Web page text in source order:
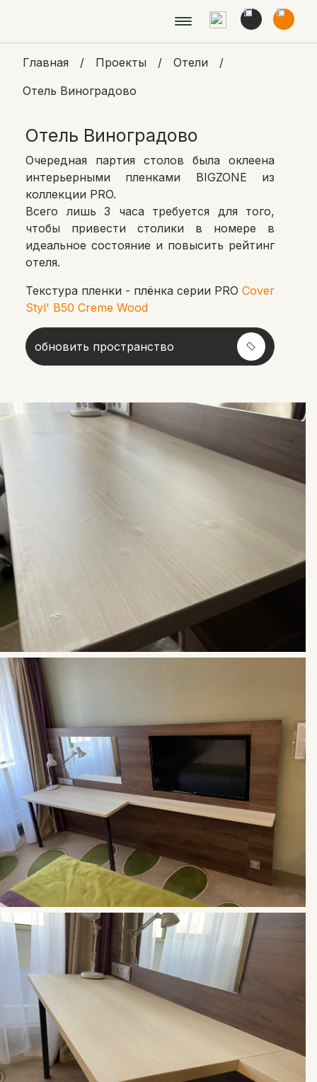
Главная / Проекты / Отели
/
Отель Виноградово
Отель Виноградово
Очередная партия столов была оклеена
интерьерными пленками BIGZONE из
коллекции PRO.
Всего лишь 3 часа требуется для того,
чтобы привести столики в номере в
идеальное состояние и повысить рейтинг
отеля.
Текстура пленки - плёнка серии PRO Cover
Styl' B50 Creme Wood
обновить пространство